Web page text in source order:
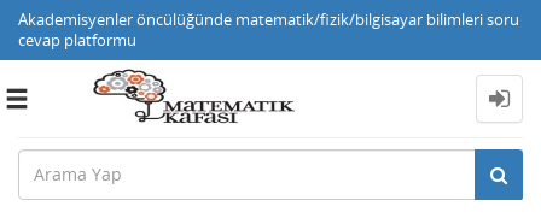
Akademisyenler öncülüğünde matematik/fizik/bilgisayar bilimleri soru
cevap platformu
Toggle